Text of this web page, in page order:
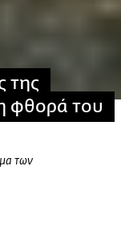
της
φθορά του
των